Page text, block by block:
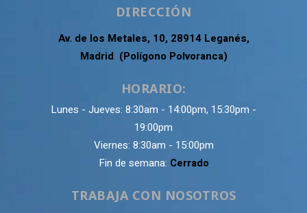
DIRECCIÓN
Av. de los Metales, 10, 28914 Leganés,
Madrid (Polígono Polvoranca)
HORARIO:
Lunes - Jueves: 8:30am - 14:00pm, 15:30pm -
19:00pm
Viernes: 8:30am - 15:00pm
Fin de semana: Cerrado
TRABAJA CON NOSOTROS